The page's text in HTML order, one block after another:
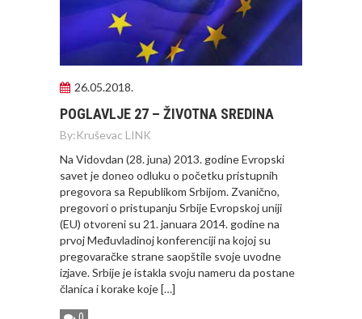
26.05.2018.
POGLAVLJE 27 – ŽIVOTNA SREDINA
By:Kruševac LINK
Na Vidovdan (28. juna) 2013. godine Evropski
savet je doneo odluku o početku pristupnih
pregovora sa Republikom Srbijom. Zvanično,
pregovori o pristupanju Srbije Evropskoj uniji
(EU) otvoreni su 21. januara 2014. godine na
prvoj Međuvladinoj konferenciji na kojoj su
pregovaračke strane saopštile svoje uvodne
izjave. Srbije je istakla svoju nameru da postane
članica i korake koje […]